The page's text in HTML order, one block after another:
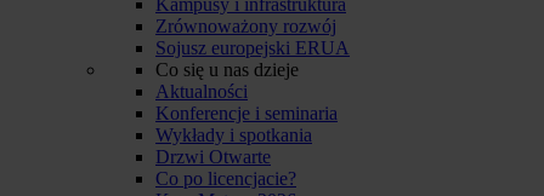
Zrównoważony rozwój
Sojusz europejski ERUA
Co się u nas dzieje
Aktualności
Konferencje i seminaria
Wykłady i spotkania
Drzwi Otwarte
Co po licencjacie?